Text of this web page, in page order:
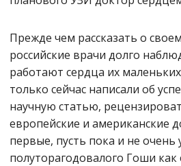
Прежде чем рассказать о
российские врачи долго
работают сердца их
только сейчас написали об
научную статью,
европейские и американские
первые, пусть пока и не
полуторагодовалого Гоши